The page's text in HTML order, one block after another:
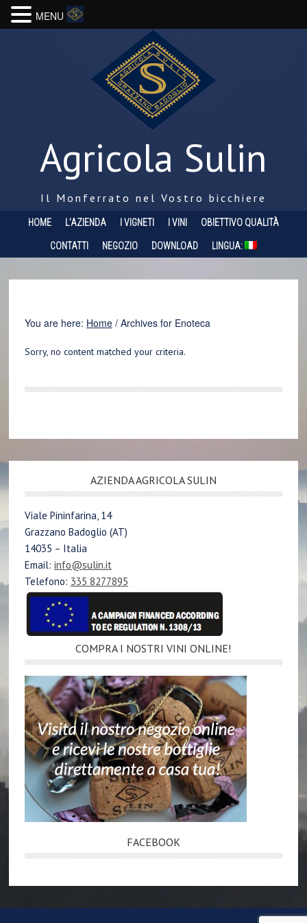
Agricola Sulin
Il Monferrato nel Vostro bicchiere
HOME L’AZIENDA I VIGNETI I VINI OBIETTIVO QUALITÀ
CONTATTI NEGOZIO DOWNLOAD LINGUA:
You are here: Home /Archives for Enoteca
Sorry, no content matched your criteria.
AZIENDA AGRICOLA SULIN
Viale Pininfarina, 14
Grazzano Badoglio (AT)
14035 – Italia
Email: info@sulin.it
Telefono: 335 8277895
COMPRA I NOSTRI VINI ONLINE!
FACEBOOK
MENU